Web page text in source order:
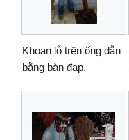
Khoan lỗ trên ống dẫn
bằng bàn đạp.